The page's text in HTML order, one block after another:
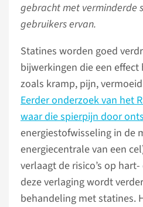
gebracht met verminderde
gebruikers ervan.
Statines worden goed
bijwerkingen die een
zoals kramp, pijn,
Eerder onderzoek van het
waar die spierpijn door
energiestofwisseling in de
energiecentrale van een
verlaagt de risico’s op
deze verlaging wordt
behandeling met statines.